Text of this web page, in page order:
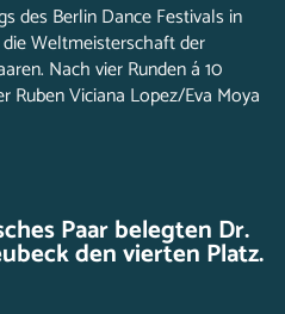
des Berlin Dance Festivals in
Weltmeisterschaft der
Nach vier Runden á 10
Ruben Viciana Lopez/Eva Moya
Paar belegten Dr.
den vierten Platz.